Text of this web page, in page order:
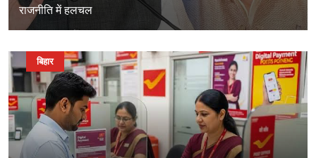
राजनीति में हलचल
बिहार